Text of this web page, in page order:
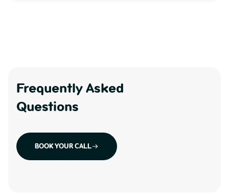
Frequently Asked
Questions
BOOK YOUR CALL